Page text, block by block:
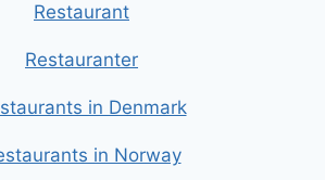
Restaurant
Restauranter
in Denmark
in Norway